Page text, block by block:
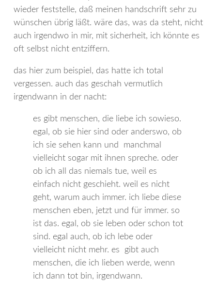
wieder feststelle, daß meinen handschrift sehr zu
wünschen übrig läßt. wäre das, was da steht, nicht
auch irgendwo in mir, mit sicherheit, ich könnte es
oft selbst nicht entziffern.
das hier zum beispiel, das hatte ich total
vergessen. auch das geschah vermutlich
irgendwann in der nacht:
es gibt menschen, die liebe ich sowieso.
egal, ob sie hier sind oder anderswo, ob
ich sie sehen kann und manchmal
vielleicht sogar mit ihnen spreche. oder
ob ich all das niemals tue, weil es
einfach nicht geschieht. weil es nicht
geht, warum auch immer. ich liebe diese
menschen eben, jetzt und für immer. so
ist das. egal, ob sie leben oder schon tot
sind. egal auch, ob ich lebe oder
vielleicht nicht mehr. es gibt auch
menschen, die ich lieben werde, wenn
ich dann tot bin, irgendwann.